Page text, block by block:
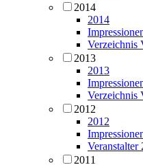
2014
2014
Verzeichnis
2013
2013
Verzeichnis
2012
2012
Veranstalter
2011